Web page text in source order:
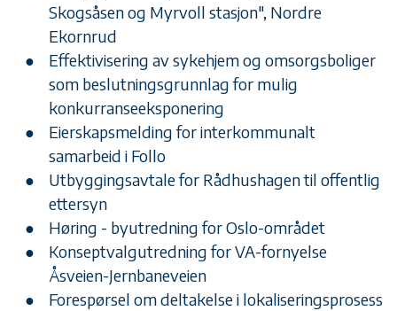
Skogsåsen og Myrvoll stasjon", Nordre
Ekornrud
Effektivisering av sykehjem og omsorgsboliger
som beslutningsgrunnlag for mulig
konkurranseeksponering
Eierskapsmelding for interkommunalt
samarbeid i Follo
Utbyggingsavtale for Rådhushagen til offentlig
ettersyn
Høring - byutredning for Oslo-området
Konseptvalgutredning for VA-fornyelse
Åsveien-Jernbaneveien
Forespørsel om deltakelse i lokaliseringsprosess